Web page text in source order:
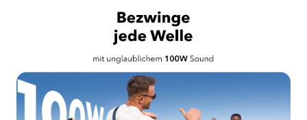
Explorer Blue
version